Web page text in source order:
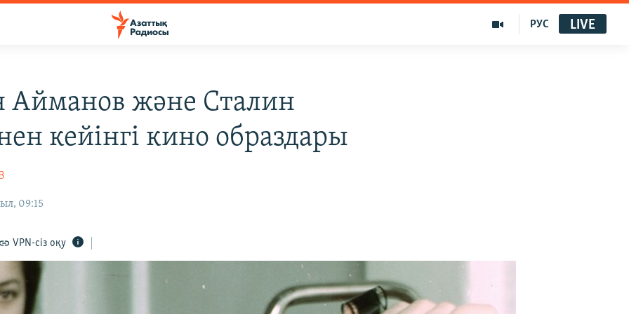
РУС LIVE
Айманов және Сталин
кейінгі кино образдары
09:15
VPN-сіз оқу